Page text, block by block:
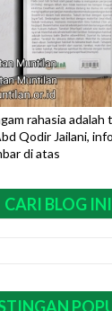
rahasia
Qodir Jailani,
di atas
CARI BLOG INI